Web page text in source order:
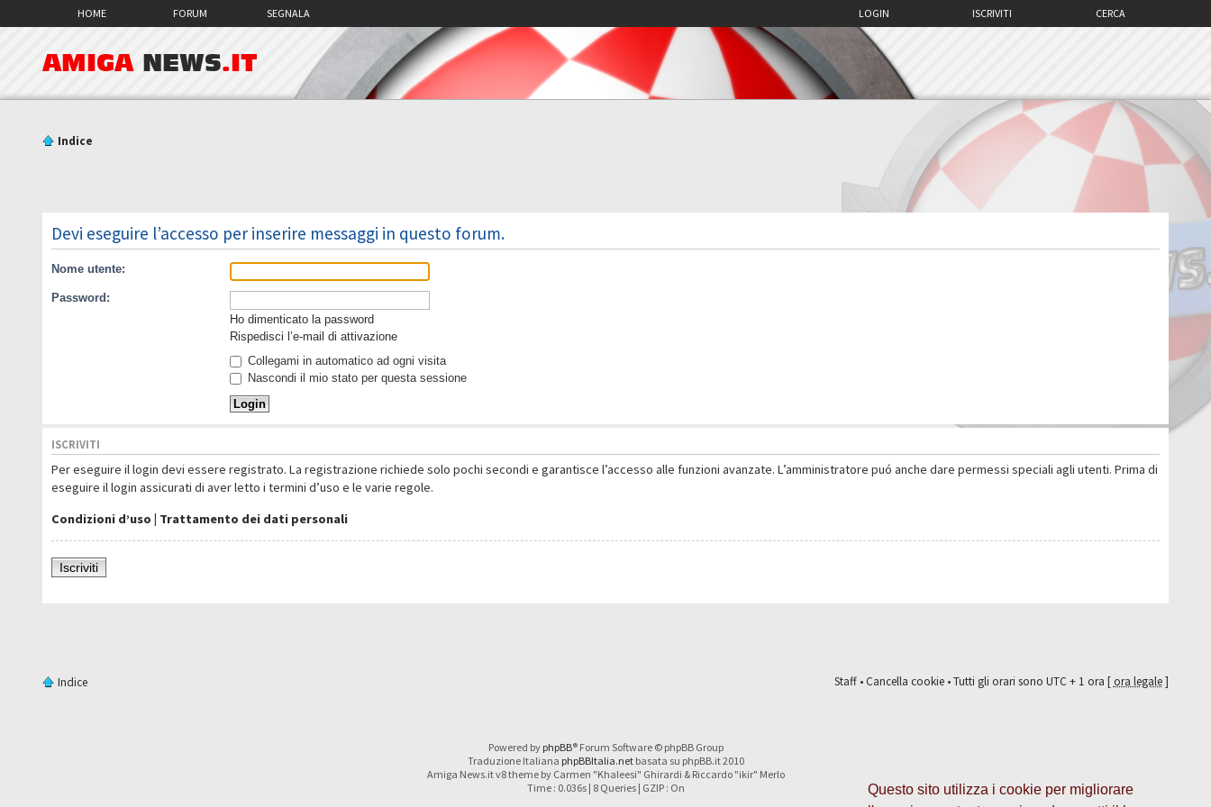
Questo sito utilizza i cookie per migliorare
HOME FORUM SEGNALA CERCA
ISCRIVITI
LOGIN
AMIGA NEWS.IT
Indice
Devi eseguire l’accesso per inserire messaggi in questo forum.
Nome utente:
Password:
Ho dimenticato la password
Rispedisci l’e-mail di attivazione
Collegami in automatico ad ogni visita
Nascondi il mio stato per questa sessione
ISCRIVITI
Per eseguire il login devi essere registrato. La registrazione richiede solo pochi secondi e garantisce l’accesso alle funzioni avanzate. L’amministratore puó anche dare permessi speciali agli utenti. Prima di
eseguire il login assicurati di aver letto i termini d’uso e le varie regole.
Condizioni d’uso | Trattamento dei dati personali
Iscriviti
Indice Staff•Cancella cookie• Tutti gli orari sono UTC + 1 ora [ora legale]
Powered by phpBB® Forum Software © phpBB Group
Traduzione Italiana phpBBItalia.netbasata su phpBB.it 2010
Amiga News.it v8 theme by Carmen "Khaleesi" Ghirardi & Riccardo "ikir" Merlo
Time : 0.036s | 8 Queries | GZIP : On